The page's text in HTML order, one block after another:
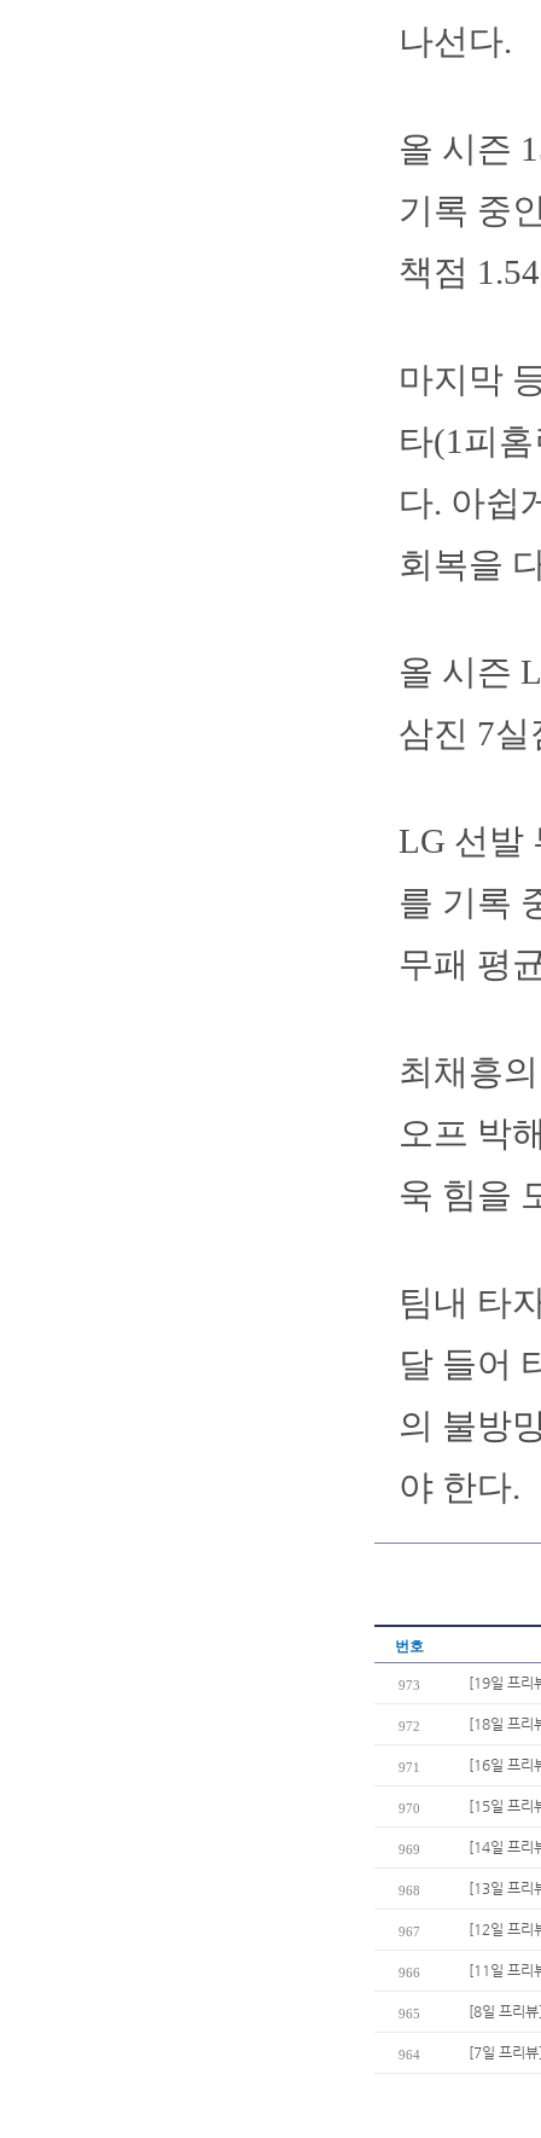
나선다.
올 시즌
기록 중
책점
마지막
타(1피
다. 아쉽
회복을
올 시즌
삼진 7
LG 선발
를 기록
무패 평
최채흥
오프 박
욱 힘을
팀내 타
달 들어
의 불방
야 한다.
번호
973 [19일 프리
972 [18일 프리
971 [16일 프리
970 [15일 프리
969 [14일 프리
968 [13일 프리
967 [12일 프리
966 [11일 프리
965 [8일 프리
964 [7일 프리